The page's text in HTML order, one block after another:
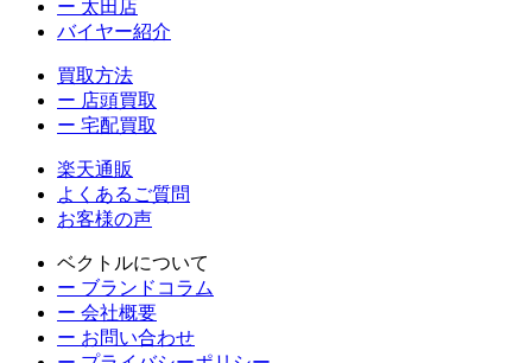
ー 太田店
バイヤー紹介
買取方法
ー 店頭買取
ー 宅配買取
楽天通販
よくあるご質問
お客様の声
ベクトルについて
ー ブランドコラム
ー 会社概要
ー お問い合わせ